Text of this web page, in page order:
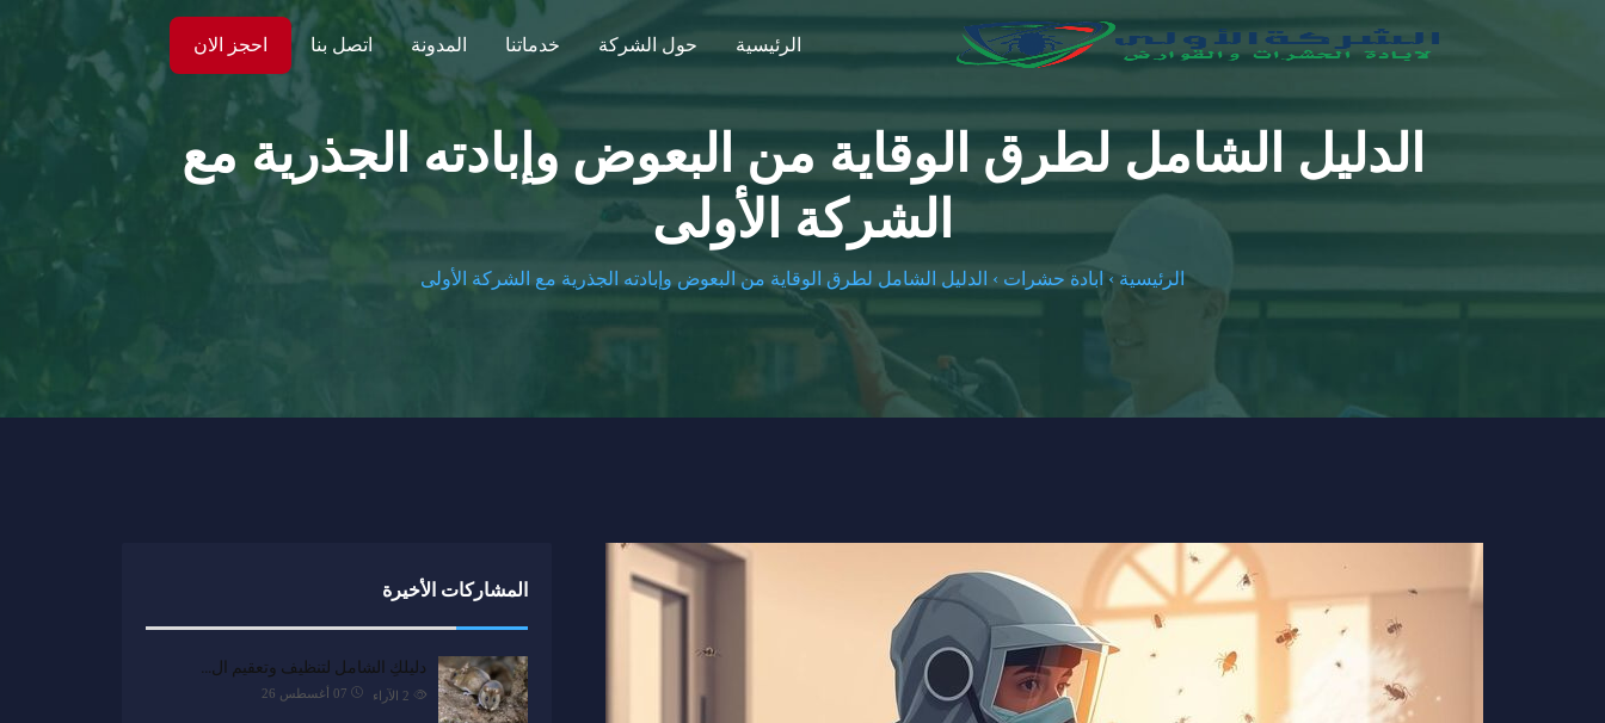
الرئيسية حول الشركة خدماتنا المدونة اتصل بنا احجز الان
الدليل الشامل لطرق الوقاية من البعوض وإبادته الجذرية مع
الشركة الأولى
الرئيسية › ابادة حشرات › الدليل الشامل لطرق الوقاية من البعوض وإبادته الجذرية مع الشركة الأولى
المشاركات الأخيرة
دليلكِ الشامل لتنظيف وتعقيم ال…
07 أغسطس 26 الآراء